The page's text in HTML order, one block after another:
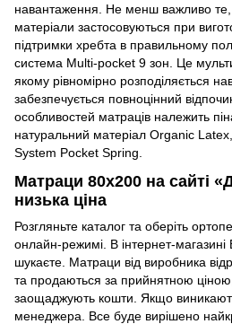
навантаження. Не менш важливо те,
матеріали застосовуються при
підтримки хребта в правильному
система Multi-pocket 9 зон. Це
якому рівномірно розподіляється
забезпечується повноцінний
особливостей матраців належить
натуральний матеріал Organic
System Pocket Spring.
Матраци 80х200 на сайті
низька ціна
Розгляньте каталог та оберіть
онлайн-режимі. В інтернет-
шукаєте. Матраци від виробника
та продаються за прийнятною
заощаджують кошти. Якщо
менеджера. Все буде вирішено